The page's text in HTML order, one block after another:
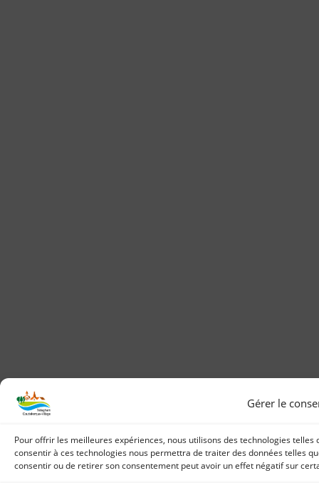
Gérer le
Pour offrir les meilleures expériences, nous utilisons des technologies
consentir à ces technologies nous permettra de traiter des données telles
consentir ou de retirer son consentement peut avoir un effet négatif sur